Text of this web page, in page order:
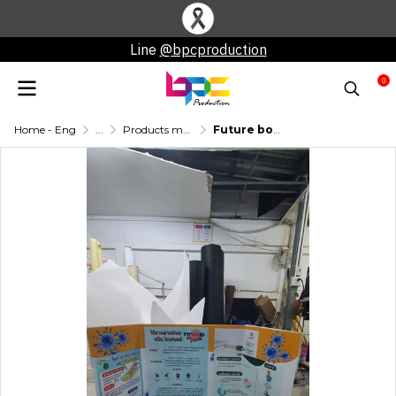
Line @bpcproduction
0
Home - Eng ... Products made from Plaswood. Future board work